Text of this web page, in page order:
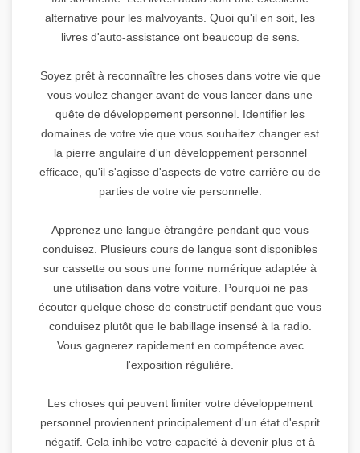
alternative pour les malvoyants. Quoi qu'il en soit, les
livres d'auto-assistance ont beaucoup de sens.
Soyez prêt à reconnaître les choses dans votre vie que
vous voulez changer avant de vous lancer dans une
quête de développement personnel. Identifier les
domaines de votre vie que vous souhaitez changer est
la pierre angulaire d'un développement personnel
efficace, qu'il s'agisse d'aspects de votre carrière ou de
parties de votre vie personnelle.
Apprenez une langue étrangère pendant que vous
conduisez. Plusieurs cours de langue sont disponibles
sur cassette ou sous une forme numérique adaptée à
une utilisation dans votre voiture. Pourquoi ne pas
écouter quelque chose de constructif pendant que vous
conduisez plutôt que le babillage insensé à la radio.
Vous gagnerez rapidement en compétence avec
l'exposition régulière.
Les choses qui peuvent limiter votre développement
personnel proviennent principalement d'un état d'esprit
négatif. Cela inhibe votre capacité à devenir plus et à